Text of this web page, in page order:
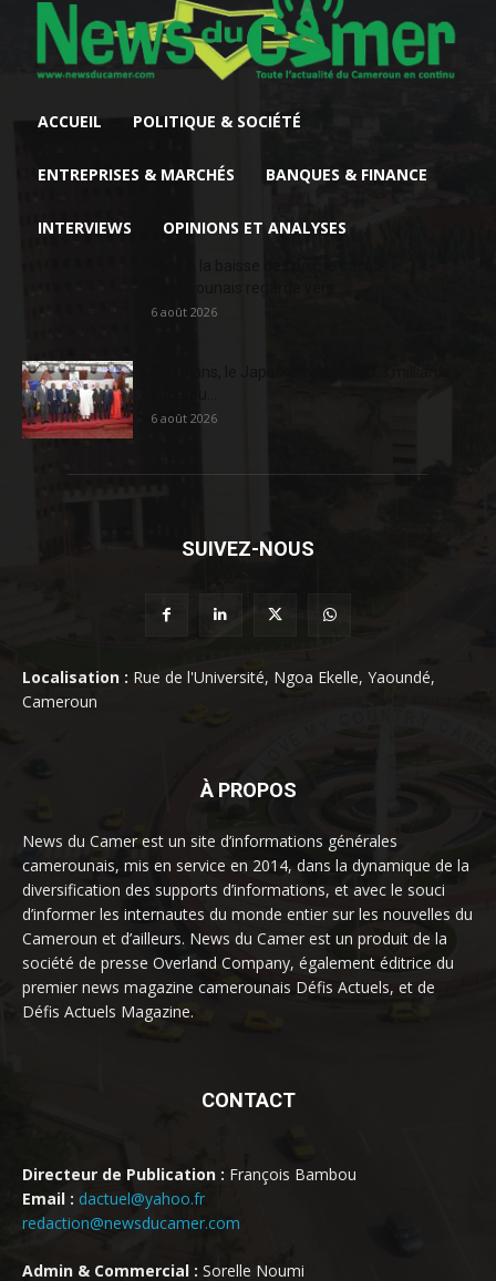
ACCUEIL POLITIQUE & SOCIÉTÉ
ENTREPRISES & MARCHÉS BANQUES & FINANCE
INTERVIEWS OPINIONS ET ANALYSES
6 août 2026
6 août 2026
SUIVEZ-NOUS
Localisation : Rue de l'Université, Ngoa Ekelle, Yaoundé,
Cameroun
À PROPOS
News du Camer est un site d’informations générales
camerounais, mis en service en 2014, dans la dynamique de la
diversification des supports d’informations, et avec le souci
d’informer les internautes du monde entier sur les nouvelles du
Cameroun et d’ailleurs. News du Camer est un produit de la
société de presse Overland Company, également éditrice du
premier news magazine camerounais Défis Actuels, et de
Défis Actuels Magazine.
CONTACT
Directeur de Publication : François Bambou
Email : dactuel@yahoo.fr
redaction@newsducamer.com
Admin & Commercial : Sorelle Noumi